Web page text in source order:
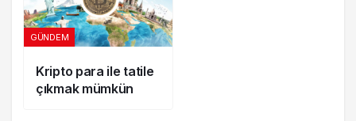
GÜNDEM
Kripto para ile tatile
çıkmak mümkün